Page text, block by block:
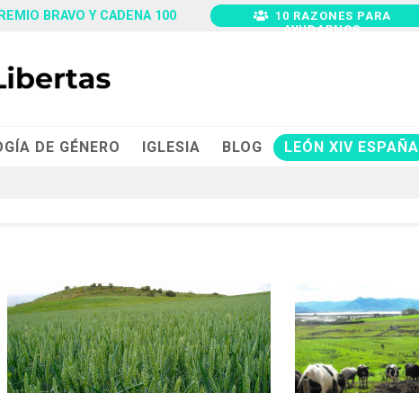
BRAVO Y CADENA 100
10 RAZONES PARA
AYUDARNOS
DE GÉNERO IGLESIA BLOG LEÓN XIV ESPAÑA